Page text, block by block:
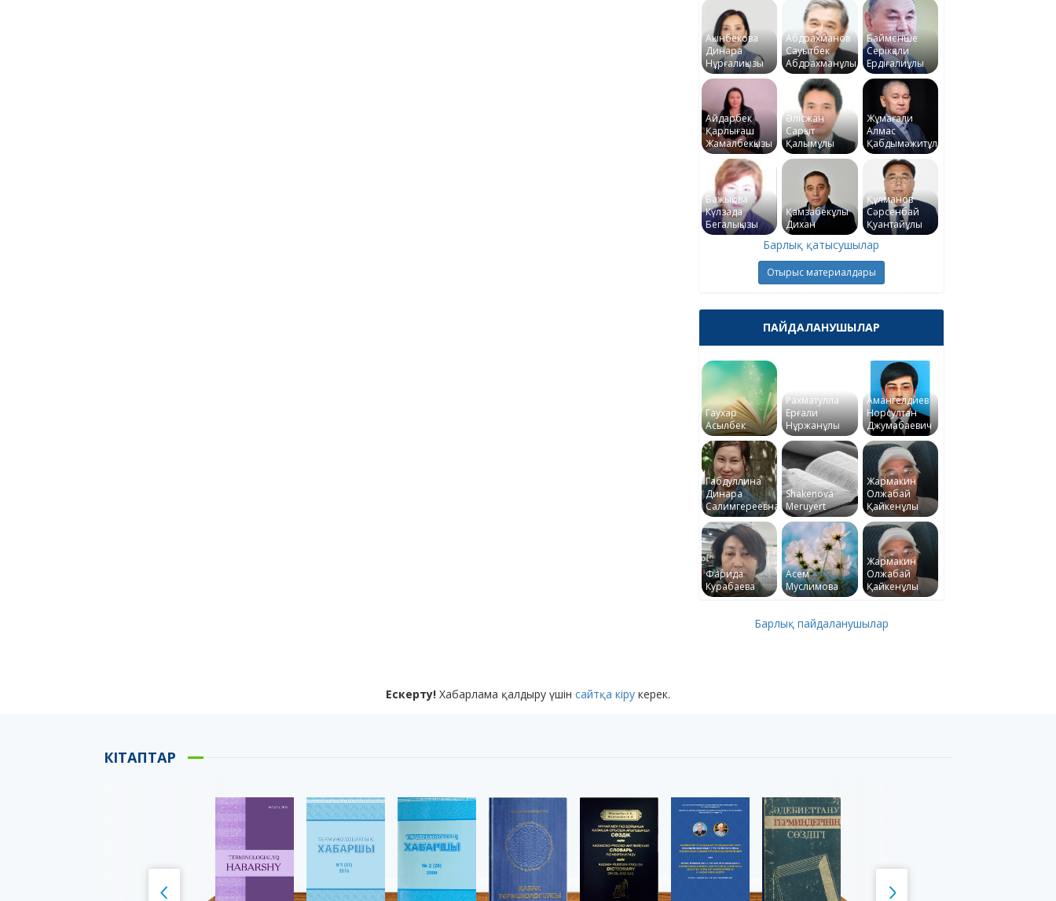
Ақынбекова
Динара
Нұрғалиқызы
Абдрахманов
Сауытбек
Абдрахманұлы
Байменше
Серікқали
Ердіғалиұлы
Айдарбек
Қарлығаш
Жамалбекқызы
Әлісжан
Сарқыт
Қалымұлы
Жұмағали
Алмас
Қабдымәжитұлы
Бажықова
Күлзада
Бегалықызы
Қамзабекұлы
Дихан
Құлманов
Сәрсенбай
Қуантайұлы
Барлық қатысушылар
Отырыс материалдары
ПАЙДАЛАНУШЫЛАР
Гаухар
Асылбек
Рахматулла
Ерғали
Нұржанұлы
Амангелдиев
Норсултан
Джумабаевич
Габдуллина
Динара
Салимгереевна
Shakenova
Meruyert
Жармакин
Олжабай
Қайкенұлы
Фарида
Курабаева
Асем
Муслимова
Жармакин
Олжабай
Қайкенұлы
Барлық пайдаланушылар
Ескерту! Хабарлама қалдыру үшін сайтқа кіру керек.
КІТАПТАР